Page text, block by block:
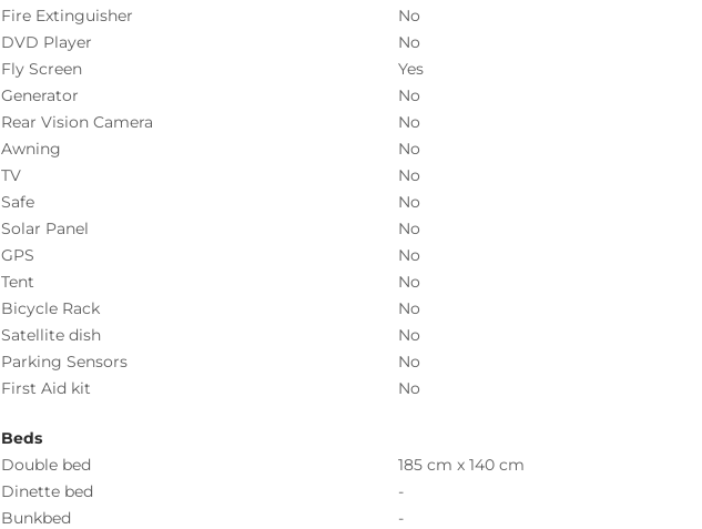
Fire Extinguisher
No
DVD Player
No
Fly Screen
Yes
Generator
No
Rear Vision Camera
No
Awning
No
TV
No
Safe
No
Solar Panel
No
GPS
No
Tent
No
Bicycle Rack
No
Satellite dish
No
Parking Sensors
No
First Aid kit
No
Beds
Double bed
185 cm x 140 cm
Dinette bed
-
Bunkbed
-